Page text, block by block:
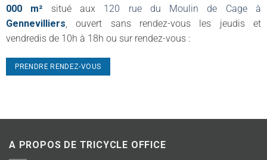
000 m² situé aux 120 rue du Moulin de Cage à
Gennevilliers , ouvert sans rendez-vous les jeudis et
vendredis de 10h à 18h ou sur rendez-vous :
PRENDRE RENDEZ-VOUS
A PROPOS DE TRICYCLE OFFICE